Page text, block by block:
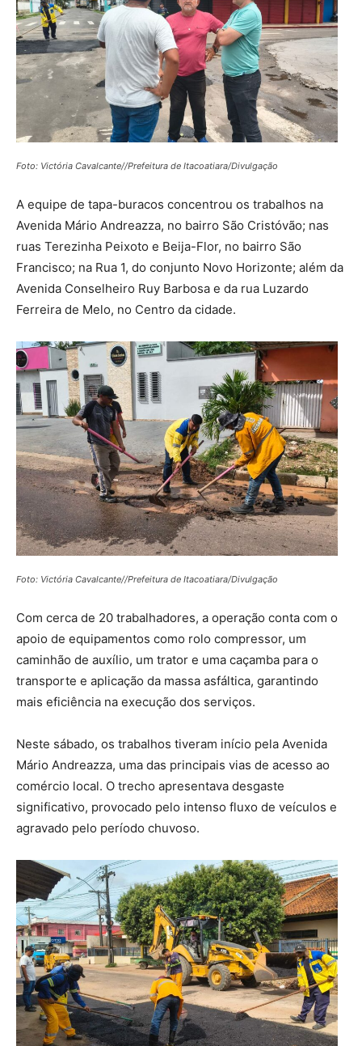
Foto: Victória Cavalcante//Prefeitura de Itacoatiara/Divulgação
A equipe de tapa-buracos concentrou os trabalhos na
Avenida Mário Andreazza, no bairro São Cristóvão; nas
ruas Terezinha Peixoto e Beija-Flor, no bairro São
Francisco; na Rua 1, do conjunto Novo Horizonte; além da
Avenida Conselheiro Ruy Barbosa e da rua Luzardo
Ferreira de Melo, no Centro da cidade.
Foto: Victória Cavalcante//Prefeitura de Itacoatiara/Divulgação
Com cerca de 20 trabalhadores, a operação conta com o
apoio de equipamentos como rolo compressor, um
caminhão de auxílio, um trator e uma caçamba para o
transporte e aplicação da massa asfáltica, garantindo
mais eficiência na execução dos serviços.
Neste sábado, os trabalhos tiveram início pela Avenida
Mário Andreazza, uma das principais vias de acesso ao
comércio local. O trecho apresentava desgaste
significativo, provocado pelo intenso fluxo de veículos e
agravado pelo período chuvoso.